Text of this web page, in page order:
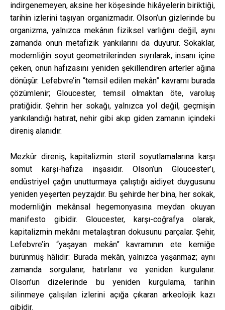
indirgenemeyen, aksine her köşesinde hikâyelerin biriktiği,
tarihin izlerini taşıyan organizmadır. Olson’un gizlerinde bu
organizma, yalnızca mekânın fiziksel varlığını değil, aynı
zamanda onun metafizik yankılarını da duyurur. Sokaklar,
modernliğin soyut geometrilerinden sıyrılarak, insanı içine
çeken, onun hafızasını yeniden şekillendiren arterler ağına
dönüşür. Lefebvre’in “temsil edilen mekân” kavramı burada
çözümlenir; Gloucester, temsil olmaktan öte, varoluş
pratiğidir. Şehrin her sokağı, yalnızca yol değil, geçmişin
yankılandığı hatırat, nehir gibi akıp giden zamanın içindeki
direniş alanıdır.
Mezkûr direniş, kapitalizmin steril soyutlamalarına karşı
somut karşı-hafıza inşasıdır. Olson’un Gloucester’ı,
endüstriyel çağın unutturmaya çalıştığı aidiyet duygusunu
yeniden yeşerten peyzajdır. Bu şehirde her bina, her sokak,
modernliğin mekânsal hegemonyasına meydan okuyan
manifesto gibidir. Gloucester, karşı-coğrafya olarak,
kapitalizmin mekânı metalaştıran dokusunu parçalar. Şehir,
Lefebvre’in “yaşayan mekân” kavramının ete kemiğe
bürünmüş hâlidir: Burada mekân, yalnızca yaşanmaz; aynı
zamanda sorgulanır, hatırlanır ve yeniden kurgulanır.
Olson’un dizelerinde bu yeniden kurgulama, tarihin
silinmeye çalışılan izlerini açığa çıkaran arkeolojik kazı
gibidir.